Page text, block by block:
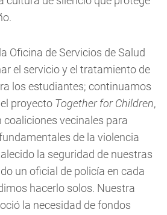
Oficina de Servicios de Salud
el servicio y el tratamiento de
los estudiantes; continuamos
proyecto Together for Children,
vecinales para
de la violencia
la seguridad de nuestras
un oficial de policía en cada
hacerlo solos. Nuestra
la necesidad de fondos